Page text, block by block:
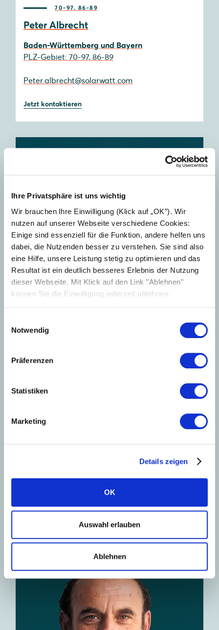
Ihre Privatsphäre ist uns wichtig
Wir brauchen Ihre Einwilligung (Klick auf „OK”). Wir
nutzen auf unserer Webseite verschiedene Cookies:
Einige sind essenziell für die Funktion, andere helfen uns
dabei, die Nutzenden besser zu verstehen. Sie sind also
eine Hilfe, unsere Leistung stetig zu optimieren und das
Resultat ist ein deutlich besseres Erlebnis der Nutzung
dieser Webseite. Mit Klick auf den Link "Ablehnen"
können Sie die Einwilligung jederzeit ablehnen.
Notwendig
Präferenzen
Statistiken
Marketing
Details zeigen
OK
Auswahl erlauben
Ablehnen
70-97, 86-89
Peter Albrecht
Baden-Württemberg und Bayern
PLZ-Gebiet: 70-97, 86-89
Peter.albrecht@solarwatt.com
Jetzt kontaktieren
Sascha Buch
Nordrhein-Westfalen
Sascha.buch@solarwatt.com